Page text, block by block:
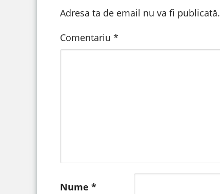
Adresa ta de email nu va fi publicată.
Comentariu *
Nume *